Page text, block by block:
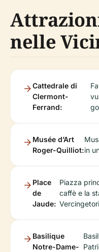
nelle
Cattedrale di
Clermont-
Ferrand:
Musée d’Art
Roger-Quilliot:in
Place
de
Jaude:
Piazza
caffè e la
Basilique
Notre-Dame-